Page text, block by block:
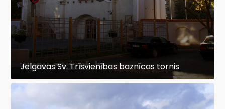
Jelgavas Sv. Trīsvienības baznīcas tornis